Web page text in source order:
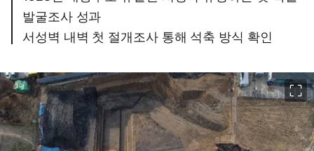
발굴조사 성과
서성벽 내벽 첫 절개조사 통해 석축 방식 확인